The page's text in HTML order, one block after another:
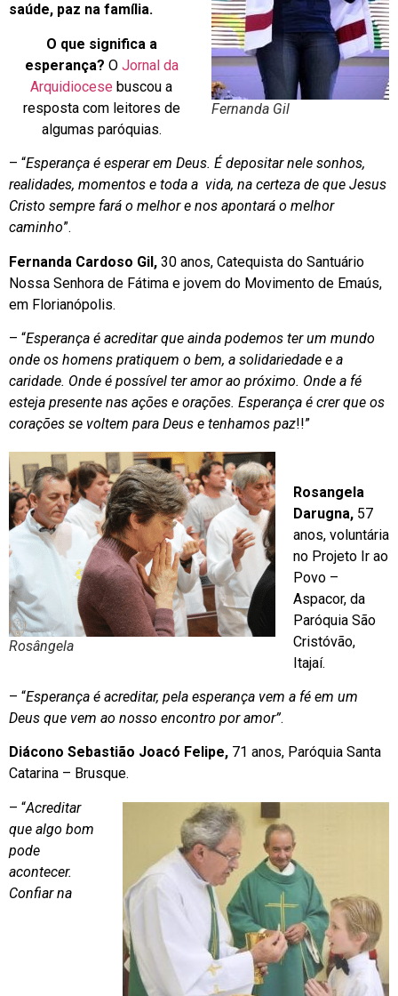
Fernanda Gil
saúde, paz na família.
O que significa a
esperança? O Jornal da
Arquidiocese buscou a
resposta com leitores de
algumas paróquias.
– “Esperança é esperar em Deus. É depositar nele sonhos,
realidades, momentos e toda a vida, na certeza de que Jesus
Cristo sempre fará o melhor e nos apontará o melhor
caminho”.
Fernanda Cardoso Gil, 30 anos, Catequista do Santuário
Nossa Senhora de Fátima e jovem do Movimento de Emaús,
em Florianópolis.
– “Esperança é acreditar que ainda podemos ter um mundo
onde os homens pratiquem o bem, a solidariedade e a
caridade. Onde é possível ter amor ao próximo. Onde a fé
esteja presente nas ações e orações. Esperança é crer que os
corações se voltem para Deus e tenhamos paz!!”
Rosângela
Rosangela
Darugna, 57
anos, voluntária
no Projeto Ir ao
Povo –
Aspacor, da
Paróquia São
Cristóvão,
Itajaí.
– “Esperança é acreditar, pela esperança vem a fé em um
Deus que vem ao nosso encontro por amor”.
Diácono Sebastião Joacó Felipe, 71 anos, Paróquia Santa
Catarina – Brusque.
– “Acreditar
que algo bom
pode
acontecer.
Confiar na